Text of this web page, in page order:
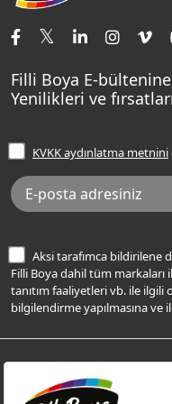
Tavan Boyaları
Ev Bakım ve Hobi
Yatak Odası Renkleri
Sentomaxx Sentetik
Sentomaxx İpeksi Mat
Momento Life
Şampanya Rengi
Açık Mavi Rengi
Frezya Rengi
İletişim Bilgilerimiz
Renk Danışma
Filli Ustam
Sıkça Sorulan Sorular
Ücretsiz Yalıtım Keşif
Bilgi Toplumu
İnternet Sitesi
KVKK Talep Formu
KVKK Aydınlatma Metni
Filli Boya E-
Yenilikleri ve
KVKK aydınlatma metnini
Aksi tarafımca bildirilene
Filli Boya dahil tüm
tanıtım faaliyetleri vb. ile ilgili
bilgilendirme yapılmasına